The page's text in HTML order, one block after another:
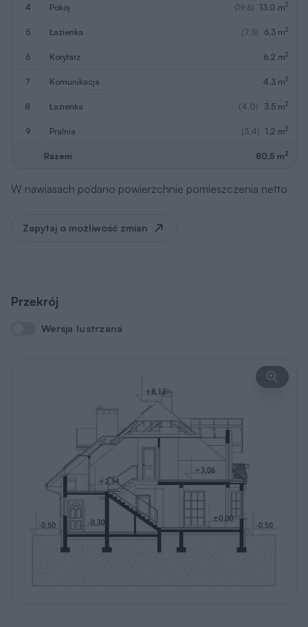
4 pokój (19,6) 13,0 m2
5 łazienka (7,5) 6,3 m2
6 korytarz 6,2 m2
7 komunikacja 4,3 m2
8 łazienka (4,0) 3,5 m2
9 pralnia (3,4) 1,2 m2
Razem 80,5 m2
W nawiasach podano powierzchnie pomieszczenia netto
Zapytaj o możliwość zmian
Przekrój
Wersja lustrzana
Wersja lustrzana